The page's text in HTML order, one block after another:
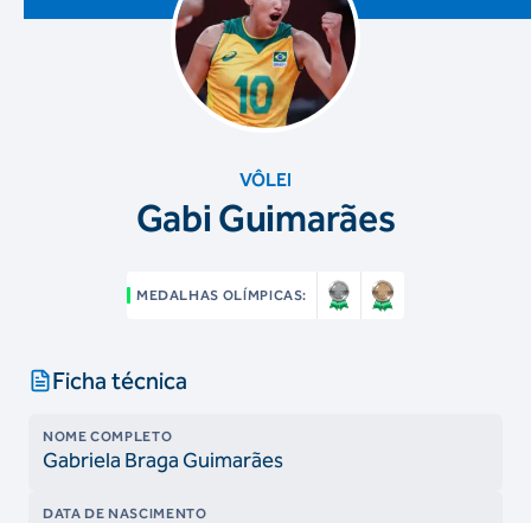
VÔLEI
Gabi Guimarães
MEDALHAS OLÍMPICAS:
Ficha técnica
NOME COMPLETO
Gabriela Braga Guimarães
DATA DE NASCIMENTO